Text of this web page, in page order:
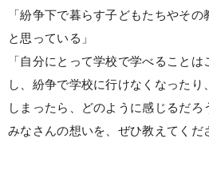
「紛争下で暮らす子どもたちやそ
と思っている」
「自分にとって学校で学べること
し、紛争で学校に行けなくなったり
しまったら、どのように感じるだろ
みなさんの想いを、ぜひ教えてくだ